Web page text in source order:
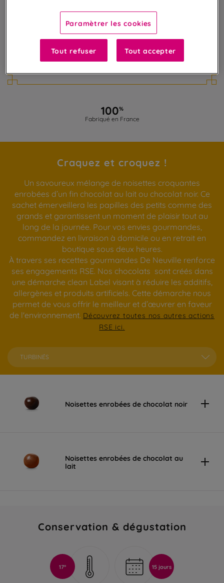
Gagnez 12 points de fidélité !
avec notre programme Privilège
Liste des ingrédients et allergènes
100%
Fabriqué en France
Craquez et croquez !
Un savoureux mélange de noisettes croquantes
enrobées d’un fin chocolat au lait ou chocolat noir. Ce
sachet émerveillera les papilles des petits comme des
grands et garantissent un moment de plaisir tout au
long de la journée. Pour vos envies gourmandes,
commandez en livraison à domicile ou en retrait en
boutique sous deux heures.
À travers ses recettes gourmandes De Neuville renforce
ses engagements RSE. Nos chocolats sont créés dans
une démarche clean Label visant à réduire les additifs,
allergènes et produits artificiels. Cette démarche nous
permet de vous offrir le meilleur et d’œuvrer en faveur
de l'environnement. Découvrez toutes nos autres actions
RSE ici.
TURBINÉS
Noisettes enrobées de chocolat noir
Noisettes enrobées de chocolat au
lait
Conservation & dégustation
17° 15 jours
Paramètrer les cookies
Tout refuser Tout accepter